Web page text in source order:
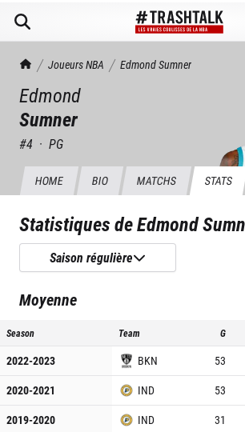
TrashTalk Actu NBA
Joueurs NBA EdmondSumner
Edmond
Sumner
#4 · PG
HOME BIO MATCHS STATS
Statistiques deEdmond
Saison régulière
Moyenne
Season Team G
2022-2023 BKN 53
2020-2021
IND 53
2019-2020
IND 31